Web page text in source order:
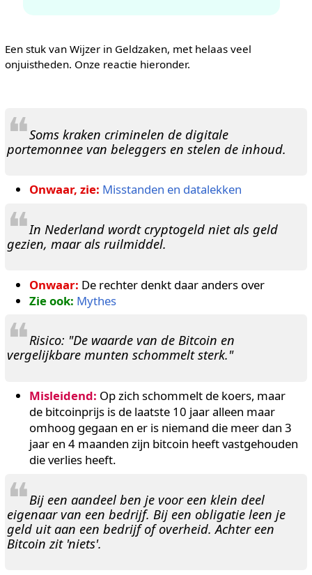
Een stuk van Wijzer in Geldzaken, met helaas veel
onjuistheden. Onze reactie hieronder.
❝Soms kraken criminelen de digitale
portemonnee van beleggers en stelen de inhoud.
Onwaar, zie: Misstanden en datalekken
❝In Nederland wordt cryptogeld niet als geld
gezien, maar als ruilmiddel.
Onwaar: De rechter denkt daar anders over
Zie ook: Mythes
❝Risico: "De waarde van de Bitcoin en
vergelijkbare munten schommelt sterk."
Misleidend: Op zich schommelt de koers, maar
de bitcoinprijs is de laatste 10 jaar alleen maar
omhoog gegaan en er is niemand die meer dan 3
jaar en 4 maanden zijn bitcoin heeft vastgehouden
die verlies heeft.
❝Bij een aandeel ben je voor een klein deel
eigenaar van een bedrijf. Bij een obligatie leen je
geld uit aan een bedrijf of overheid. Achter een
Bitcoin zit 'niets'.